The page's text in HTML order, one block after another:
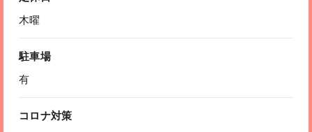
木曜
駐車場
有
コロナ対策